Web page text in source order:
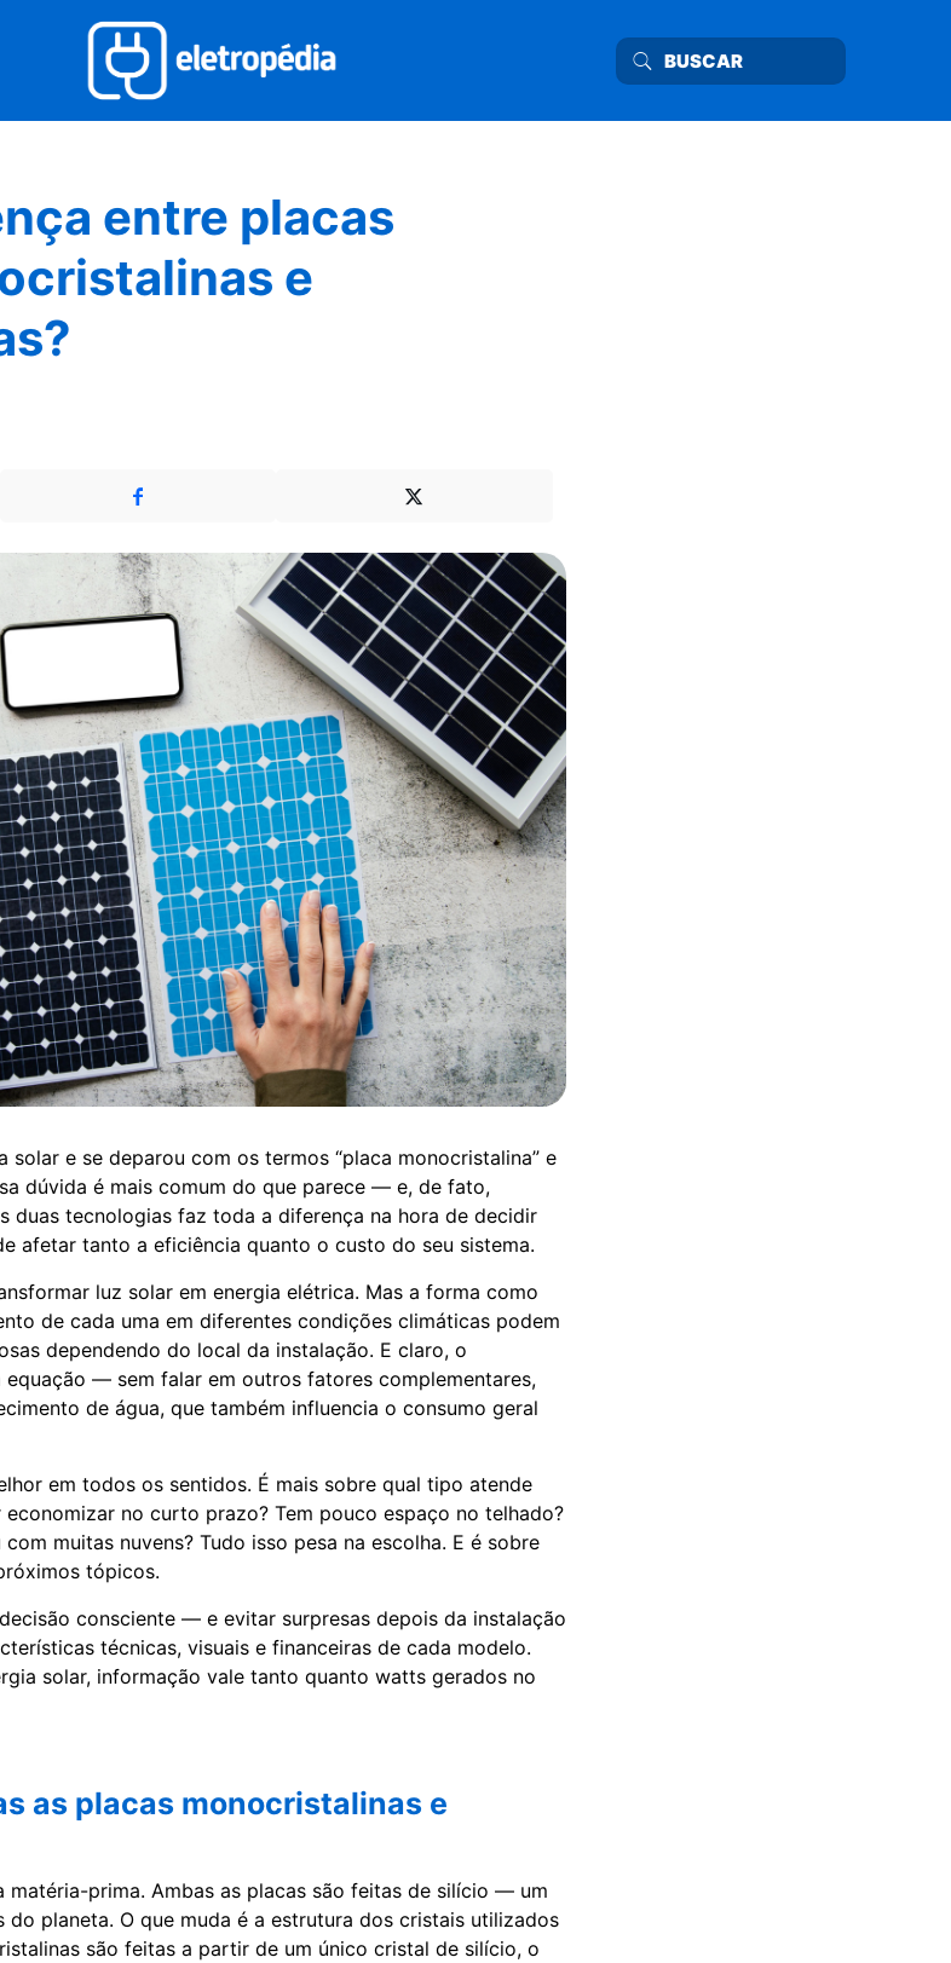
entre placas
e
solar e se deparou com os termos “placa monocristalina” e
dúvida é mais comum do que parece — e, de fato,
duas tecnologias faz toda a diferença na hora de decidir
afetar tanto a eficiência quanto o custo do seu sistema.
luz solar em energia elétrica. Mas a forma como
de cada uma em diferentes condições climáticas podem
dependendo do local da instalação. E claro, o
— sem falar em outros fatores complementares,
de água, que também influencia o consumo geral
em todos os sentidos. É mais sobre qual tipo atende
economizar no curto prazo? Tem pouco espaço no telhado?
muitas nuvens? Tudo isso pesa na escolha. E é sobre
tópicos.
consciente — e evitar surpresas depois da instalação
técnicas, visuais e financeiras de cada modelo.
solar, informação vale tanto quanto watts gerados no
as placas monocristalinas e
matéria-prima. Ambas as placas são feitas de silício — um
do planeta. O que muda é a estrutura dos cristais utilizados
são feitas a partir de um único cristal de silício, o